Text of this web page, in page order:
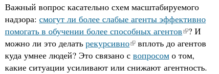
Важный вопрос касательно схем масштабируемого
надзора: смогут ли более слабые агенты эффективно
помогать в обучении более способных агентов ? И
можно ли это делать рекурсивно
вплоть до агентов
куда умнее людей? Это связано с вопросом о том,
какие ситуации усиливают или снижают агентность.